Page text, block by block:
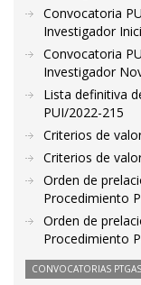
Convocatoria
Investigador
Convocatoria
Investigador
Lista definitiva
PUI/2022-215
Criterios de
Criterios de
Orden de
Procedimiento
Orden de
Procedimiento
CONVOCATORIAS